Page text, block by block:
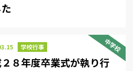
中学校
学校行事
８年度卒業式が執り行